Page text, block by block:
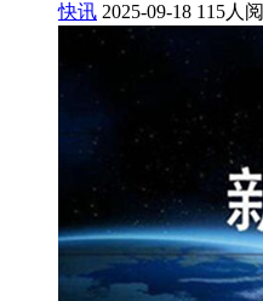
快讯 2025-09-18 115人阅